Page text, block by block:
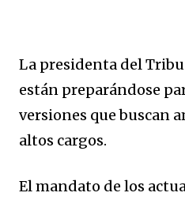
La presidenta del
están preparándose
versiones que buscan
altos cargos.
El mandato de los